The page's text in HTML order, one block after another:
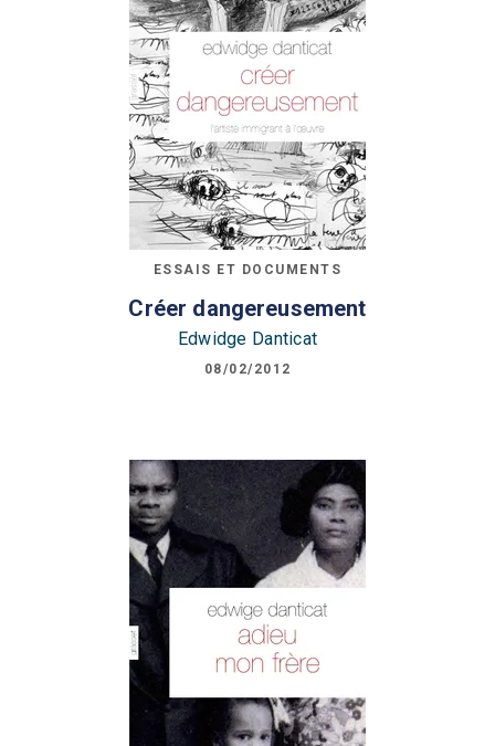
ESSAIS ET DOCUMENTS
Créer dangereusement
Edwidge Danticat
08/02/2012